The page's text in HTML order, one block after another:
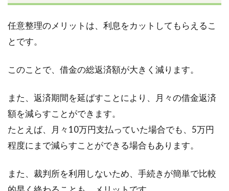
任意整理のメリットは、利息をカットしてもらえるこ
とです。
このことで、借金の総返済額が大きく減ります。
また、返済期間を延ばすことにより、月々の借金返済
額を減らすことができます。
たとえば、月々10万円支払っていた場合でも、5万円
程度にまで減らすことができる場合もあります。
また、裁判所を利用しないため、手続きが簡単で比較